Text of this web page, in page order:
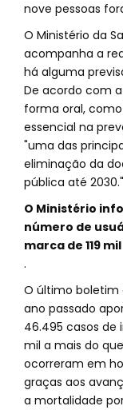
nove pessoas
O Ministério da
acompanha a
há alguma
De acordo com
forma oral,
essencial na
"uma das
eliminação da
pública até 2030."
O Ministério
número de
marca de 119
.
O último boletim
ano passado
46.495 casos de
mil a mais do
ocorreram em
graças aos
a mortalidade